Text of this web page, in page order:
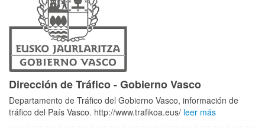
Dirección de Tráfico - Gobierno Vasco
Departamento de Tráfico del Gobierno Vasco, información de
tráfico del País Vasco. http://www.trafikoa.eus/ leer más